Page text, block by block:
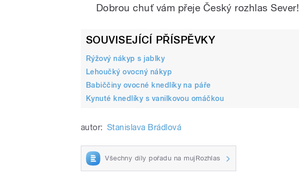
Dobrou chuť vám přeje Český rozhlas Sever!
SOUVISEJÍCÍ PŘÍSPĚVKY
Rýžový nákyp s jablky
Lehoučký ovocný nákyp
Babiččiny ovocné knedlíky na páře
Kynuté knedlíky s vanilkovou omáčkou
autor: Stanislava Brádlová
Všechny díly pořadu na mujRozhlas